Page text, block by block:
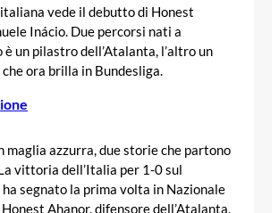
vede il debutto di Honest
Inácio. Due percorsi nati a
è un pilastro dell’Atalanta, l’altro un
ora brilla in Bundesliga.
maglia azzurra, due storie che partono
vittoria dell’Italia per 1-0 sul
ha segnato la prima volta in Nazionale
Ahanor, difensore dell’Atalanta,